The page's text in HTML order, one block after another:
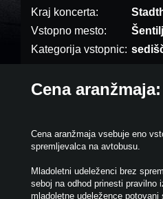
Kraj koncerta:
Vstopno mesto:
Šentilj
Kategorija vstopnic:
Cena
Cena aranžmaja vsebuje eno
spremljevalca na avtobusu.
Mladoletni udeleženci brez
seboj na odhod prinesti pravilno
mladoletne udeležence potovanj